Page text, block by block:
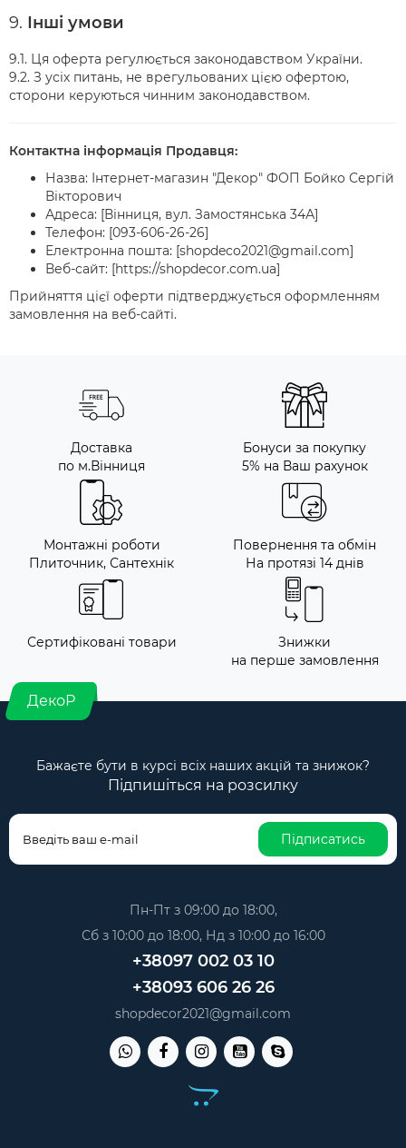
9. Інші умови
9.1. Ця оферта регулюється законодавством України.
9.2. З усіх питань, не врегульованих цією офертою,
сторони керуються чинним законодавством.
Контактна інформація Продавця:
Назва: Інтернет-магазин "Декор" ФОП Бойко Сергій
Вікторович
Адреса: [Вінниця, вул. Замостянська 34А]
Телефон: [093-606-26-26]
Електронна пошта: [shopdeco2021@gmail.com]
Веб-сайт: [https://shopdecor.com.ua]
Прийняття цієї оферти підтверджується оформленням
замовлення на веб-сайті.
Доставка
по м.Вінниця
Бонуси за покупку
5% на Ваш рахунок
Монтажні роботи
Плиточник, Сантехнік
Повернення та обмін
На протязі 14 днів
Сертифіковані товари
Знижки
на перше замовлення
ДекоР
Бажаєте бути в курсі всіх наших акцій та знижок?
Підпишіться на розсилку
Підписатись
Пн-Пт з 09:00 до 18:00,
Сб з 10:00 до 18:00, Нд з 10:00 до 16:00
+38097 002 03 10
+38093 606 26 26
shopdecor2021@gmail.com